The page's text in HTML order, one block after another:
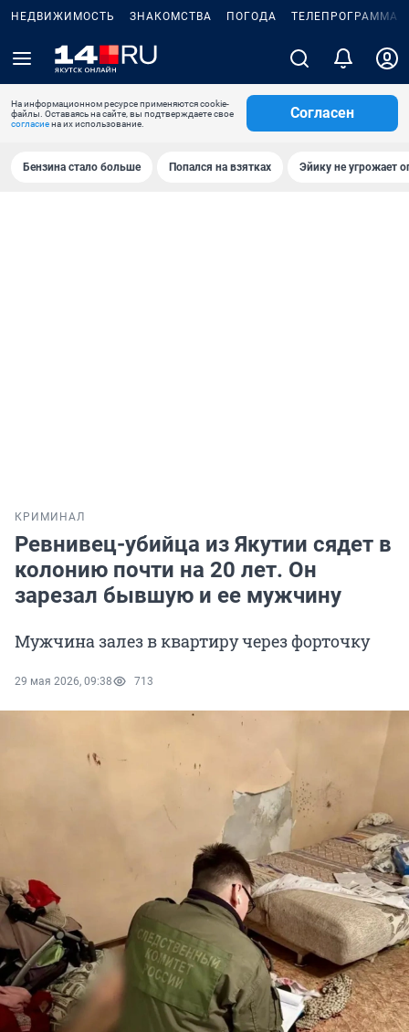
НЕДВИЖИМОСТЬ ЗНАКОМСТВА ПОГОДА ТЕЛЕПРОГРАММА
На информационном ресурсе применяются cookie-
файлы. Оставаясь на сайте, вы подтверждаете свое
согласиена их использование.
Согласен
Бензина стало больше Попался на взятках Эйику не угрожает
КРИМИНАЛ
Ревнивец-убийца из Якутии сядет в
колонию почти на 20 лет. Он
зарезал бывшую и ее мужчину
Мужчина залез в квартиру через форточку
29 мая 2026, 09:38 713